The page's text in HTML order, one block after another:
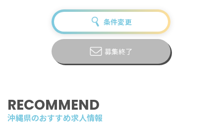
スタッフが帰任する度クリーニングが入るのでとても綺
麗な部屋です。
条件変更
募集終了
RECOMMEND
沖縄県のおすすめ求人情報